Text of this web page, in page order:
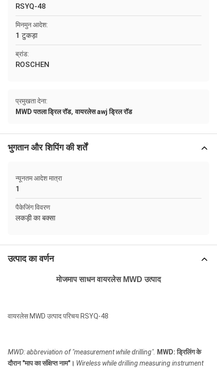
RSYQ-48
मिनमुन आदेश:
1 टुकड़ा
ब्रांड:
ROSCHEN
प्रमुखता देना:
MWD पतला ड्रिल रॉड,वायरलेस awj ड्रिल रॉड
भुगतान और शिपिंग की शर्तें
न्यूनतम आदेश मात्रा
1
पैकेजिंग विवरण
लकड़ी का बक्सा
उत्पाद का वर्णन
मोजमाप साधनवायरलेस MWD उत्पाद
वायरलेस MWD उत्पाद परिचय RSYQ-48
MWD: abbreviation of "measurement while drilling". MWD: ड्रिलिंग के
दौरान "माप का संक्षिप्त नाम"। Wireless while drilling measuring instrument